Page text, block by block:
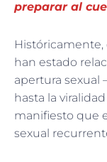
preparar al
han estado
apertura sexual
hasta la
manifiesto que
sexual